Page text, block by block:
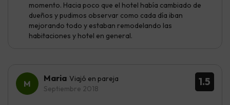
momento. Hacia poco que el hotel había cambiado de
dueños y pudimos observar como cada día iban
mejorando todo y estaban remodelando las
habitaciones y hotel en general.
1.5
Maria Viajó en pareja
Septiembre 2018